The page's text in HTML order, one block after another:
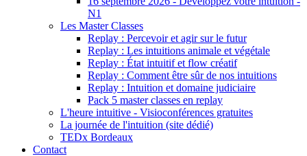
N1
Les Master Classes
Replay : Percevoir et agir sur le futur
Replay : Les intuitions animale et végétale
Replay : État intuitif et flow créatif
Replay : Comment être sûr de nos intuitions
Replay : Intuition et domaine judiciaire
Pack 5 master classes en replay
L'heure intuitive - Visioconférences gratuites
La journée de l'intuition (site dédié)
TEDx Bordeaux
Contact